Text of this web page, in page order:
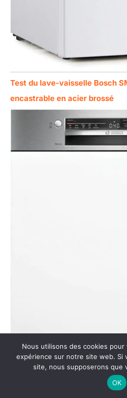
Test du lave-vaisselle Bosch
encastrable en acier brossé
Nous utilisons des cookies pour
expérience sur notre site web. Si
site, nous supposerons que
OK